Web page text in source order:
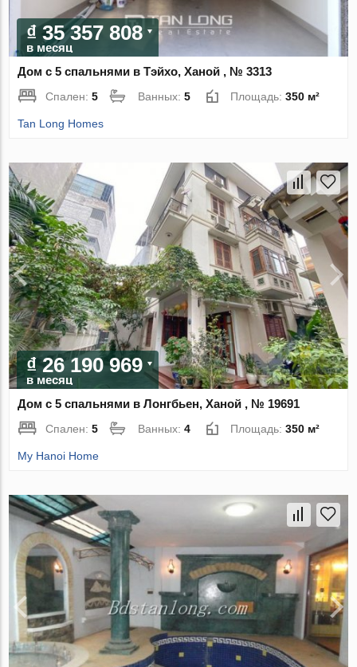
₫ 35 357 808
в месяц
Дом с 5 спальнями в Тэйхо, Ханой , № 3313
Спален:5 Ванных:5 Площадь:350 м²
Tan Long Homes
₫ 26 190 969
в месяц
Дом с 5 спальнями в Лонгбьен, Ханой , № 19691
Спален:5 Ванных:4 Площадь:350 м²
My Hanoi Home